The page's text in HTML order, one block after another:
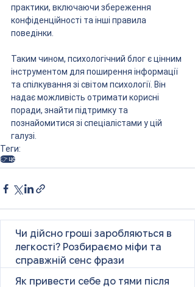
практики, включаючи збереження
конфіденційності та інші правила
поведінки.
Таким чином, психологічний блог є цінним
інструментом для поширення інформації
та спілкування зі світом психології. Він
надає можливість отримати корисні
поради, знайти підтримку та
познайомитися зі спеціалістами у цій
галузі.
Теги:
👉 це
Чи дійсно гроші заробляються в
легкості? Розбираємо міфи та
справжній сенс фрази
Як привести себе до тями після